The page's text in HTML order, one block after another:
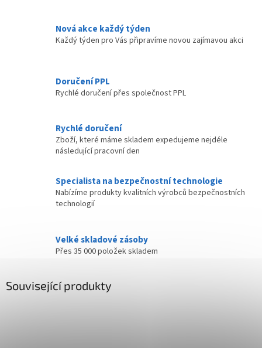
Nová akce každý týden
Každý týden pro Vás připravíme novou zajímavou akci
Doručení PPL
Rychlé doručení přes společnost PPL
Rychlé doručení
Zboží, které máme skladem expedujeme nejdéle
následující pracovní den
Specialista na bezpečnostní technologie
Nabízíme produkty kvalitních výrobců bezpečnostních
technologií
Velké skladové zásoby
Přes 35 000 položek skladem
Související produkty